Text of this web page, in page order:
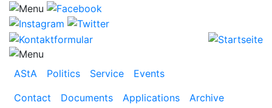
AStA Politics Service
Events
Contact
Documents Applications
Archive